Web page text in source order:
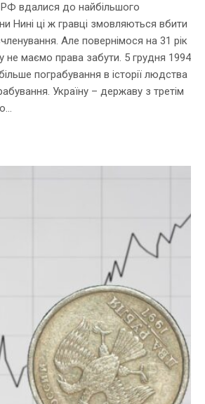
вдалися до найбільшого
Нині ці ж гравці змовляються вбити
Але повернімося на 31 рік
не маємо права забути. 5 грудня 1994
пограбування в історії людства
Україну – державу з третім